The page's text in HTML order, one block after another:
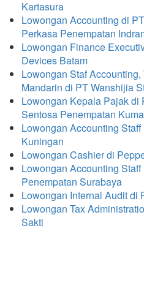
Kartasura
Lowongan Accounting di
Perkasa Penempatan
Lowongan Finance
Devices Batam
Lowongan Staf
Mandarin di PT Wanshijia
Lowongan Kepala Pajak di
Sentosa Penempatan
Lowongan Accounting
Kuningan
Lowongan Cashier di
Lowongan Accounting
Penempatan Surabaya
Lowongan Internal Audit di
Lowongan Tax
Sakti